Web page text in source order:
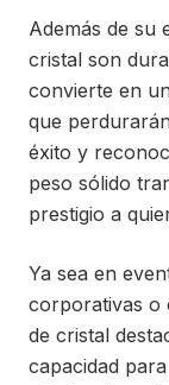
Además de su
cristal son
convierte en
que
éxito y
peso sólido
prestigio a
Ya sea en
corporativas o
de cristal
capacidad